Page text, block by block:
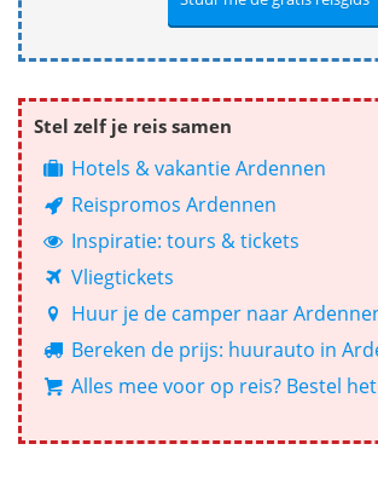
Stel zelf je reis samen
Hotels & vakantie Ardennen
Reispromos Ardennen
Inspiratie: tours & tickets
Vliegtickets
Huur je de camper naar
Bereken de prijs: huurauto in
Alles mee voor op reis? Bestel